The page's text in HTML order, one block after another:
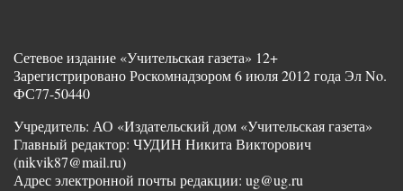
Сетевое издание «Учительская газета» 12+
Зарегистрировано Роскомнадзором 6 июля 2012 года Эл No.
ФС77-50440
Учредитель: АО «Издательский дом «Учительская газета»
Главный редактор: ЧУДИН Никита Викторович
(nikvik87@mail.ru)
Адрес электронной почты редакции: ug@ug.ru